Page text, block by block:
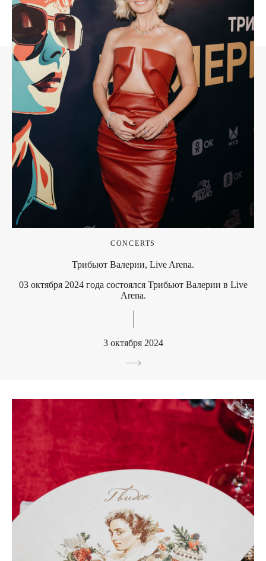
CONCERTS
Трибьют Валерии, Live Arena.
03 октября 2024 года состоялся Трибьют Валерии в Live
Arena.
3 октября 2024